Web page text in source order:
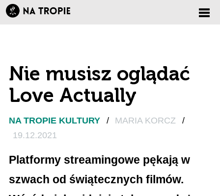
Nie musisz oglądać
Love Actually
NA TROPIE KULTURY / MARIA KORCZ
/
19.12.2021
Platformy streamingowe pękają w
szwach od świątecznych filmów.